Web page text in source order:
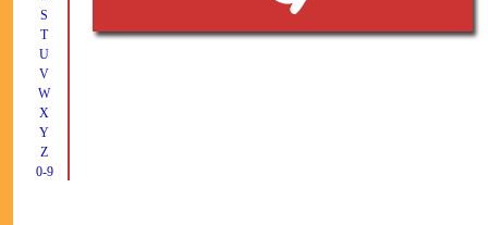
S
T
U
V
W
X
Y
Z
0-9